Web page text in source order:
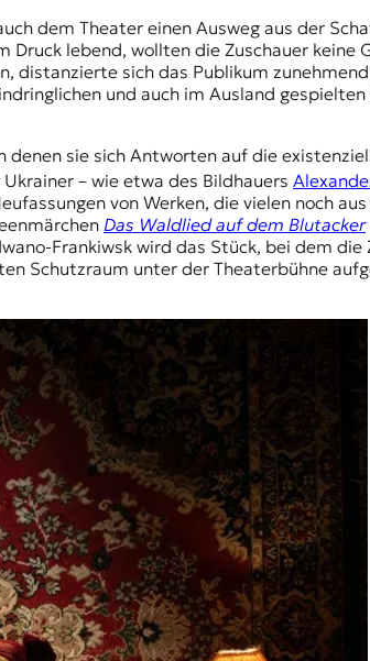
dem Theater einen Ausweg aus der
lebend, wollten die Zuschauer keine
sich das Publikum
und auch im Ausland gespielten
denen sie sich Antworten auf die
– wie etwa des Bildhauers
von Werken, die vielen noch
Das Waldlied auf dem Blutacker
Frankiwsk wird das Stück, bei dem die
Schutzraum unter der Theaterbühne